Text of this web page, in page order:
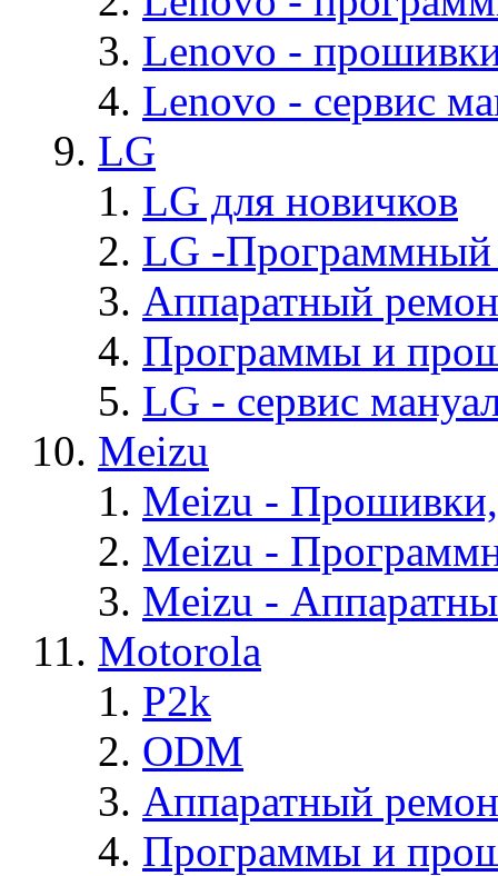
Lenovo -
Lenovo - cервис
LG
LG для новичков
LG -Программный
Аппаратный
Программы и
LG - cервис
Meizu
Meizu -
Meizu -
Meizu -
Motorola
P2k
ODM
Аппаратный
Программы и